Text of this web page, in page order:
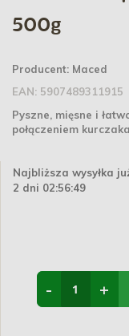
500g
Producent: Maced
EAN: 5907489311915
Pyszne, mięsne i
połączeniem
Najbliższa wysyłka
2 dni 02:56:49
+
-